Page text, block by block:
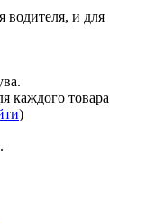
водителя, и для
каждого товара
)